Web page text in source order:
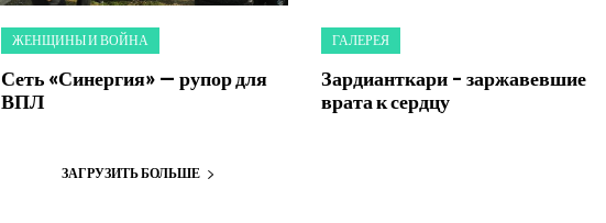
ЖЕНЩИНЫ И ВОЙНА
Сеть «Синергия» — рупор для
ВПЛ
ГАЛЕРЕЯ
Зардианткари – заржавевшие
врата к сердцу
ЗАГРУЗИТЬ БОЛЬШЕ